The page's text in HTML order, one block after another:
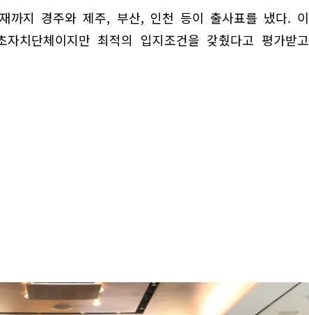
까지 경주와 제주, 부산, 인천 등이 출사표를 냈다. 이
치단체이지만 최적의 입지조건을 갖췄다고 평가받고